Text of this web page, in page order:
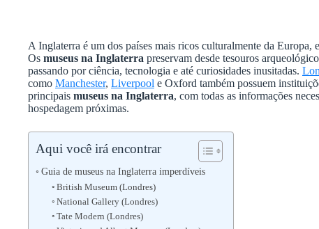
A Inglaterra é um dos países mais ricos culturalmente da Europa,
Os museus na Inglaterra preservam desde tesouros
passando por ciência, tecnologia e até curiosidades inusitadas.
como Manchester, Liverpool e Oxford também possuem
principais museus na Inglaterra, com todas as informações
hospedagem próximas.
Aqui você irá encontrar
Guia de museus na Inglaterra imperdíveis
British Museum (Londres)
National Gallery (Londres)
Tate Modern (Londres)